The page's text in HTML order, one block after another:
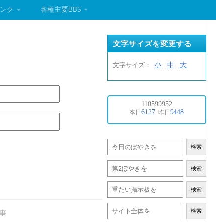
ク 各種主要BBS
文字サイズを変更する
文字サイズ： 小 中 大
検索
検索
検索
検索